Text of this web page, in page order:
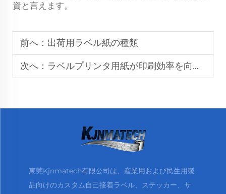
資と言えます。
前へ： 出荷用ラベル紙の種類
次へ： ラベルプリンタ用紙が印刷効率を向上させる理由は？
東莞Kjnmatech有限公司は、産業用および民生用製
品向けのカスタム自己接着ラベル、ステッカー、サ